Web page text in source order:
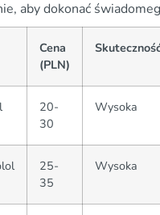
aby dokonać
Cena
(PLN)
20-
30
Wysoka
25-
35
Wysoka